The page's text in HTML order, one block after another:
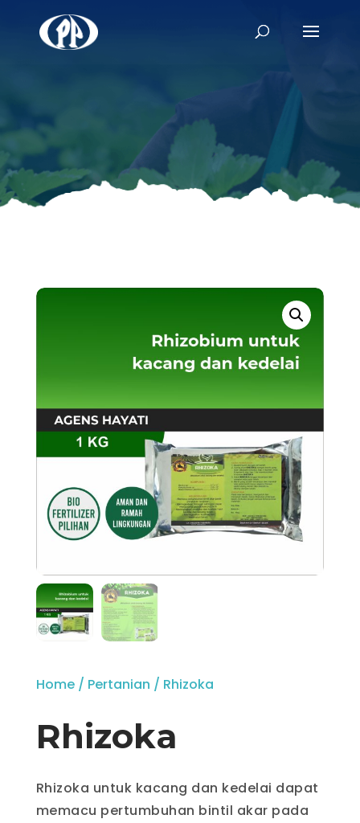
Home/ Pertanian / Rhizoka
Rhizoka
Rhizoka untuk kacang dan kedelai dapat
memacu pertumbuhan bintil akar pada